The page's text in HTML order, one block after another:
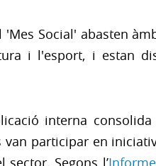
'Mes Social' abasten
i l'esport, i estan
interna
van participar en
Segons l’